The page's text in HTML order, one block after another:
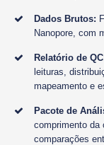
Dados Brutos:
Nanopore, com
Relatório de
leituras,
mapeamento e
Pacote de
comprimento da
comparações